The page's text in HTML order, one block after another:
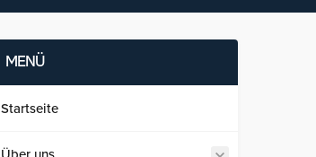
MENÜ
Startseite